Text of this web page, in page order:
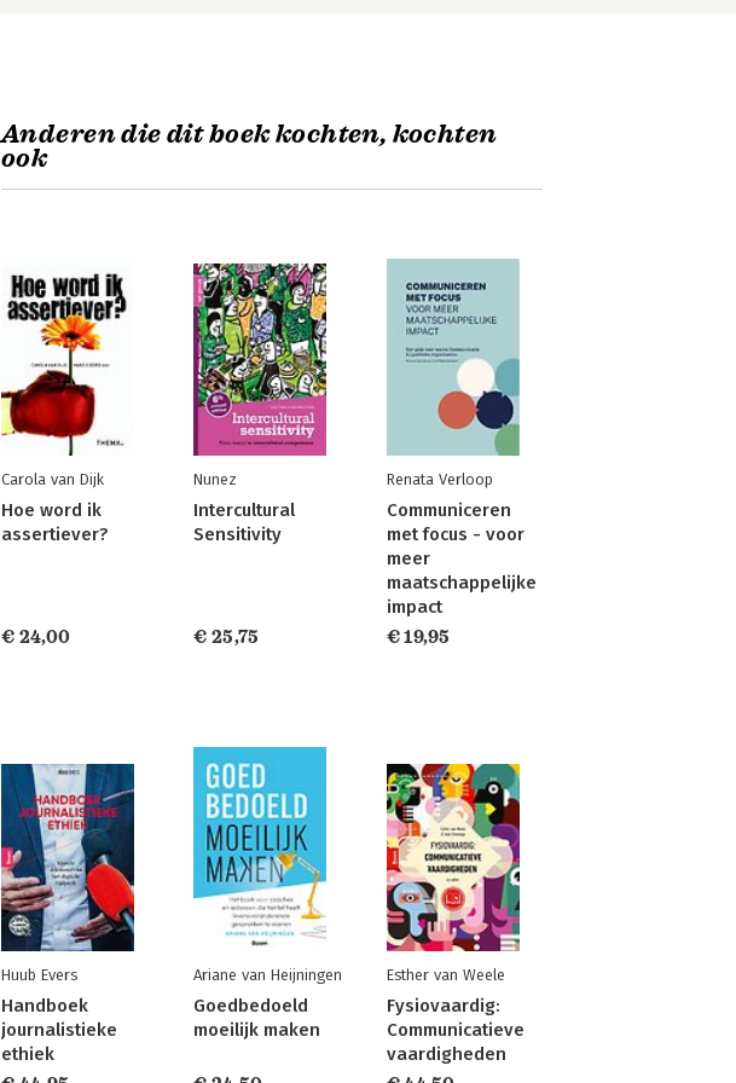
Anderen die dit boek kochten, kochten
ook
Carola van Dijk
Hoe word ik
assertiever?
€ 24,00
Nunez
Intercultural
Sensitivity
€ 25,75
Renata Verloop
Communiceren
met focus - voor
meer
maatschappelijke
impact
€ 19,95
Huub Evers
Handboek
journalistieke
ethiek
Ariane van Heijningen
Goedbedoeld
moeilijk maken
Esther van Weele
Fysiovaardig:
Communicatieve
vaardigheden